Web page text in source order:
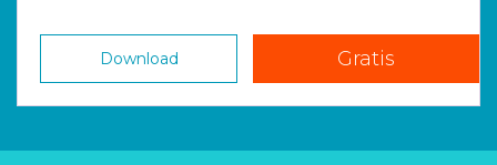
Download Gratis